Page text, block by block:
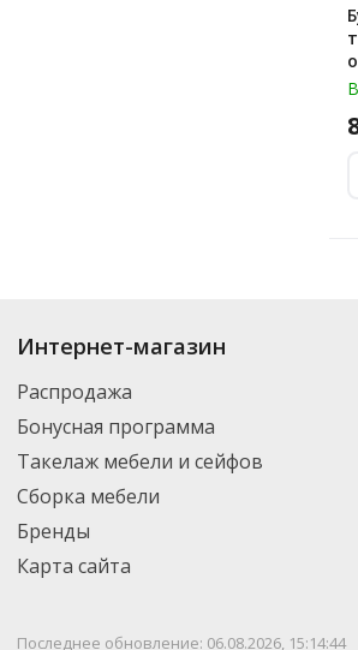
Купить
. В
нужный товар и добавить его в корзину для
транспортной компанией DPD. Для
Интернет-магазин
Распродажа
Бонусная программа
Такелаж мебели и сейфов
Сборка мебели
Бренды
Карта сайта
Последнее обновление: 06.08.2026, 15:14:44